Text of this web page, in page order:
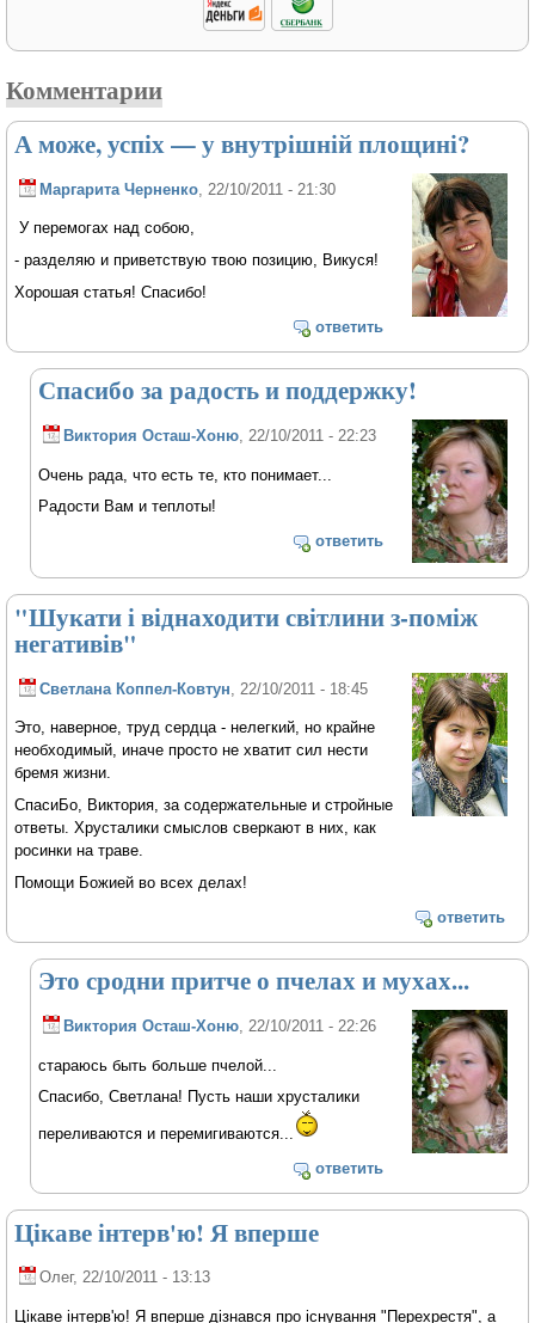
Комментарии
А може, успіх — у внутрішній площині?
Маргарита Черненко , 22/10/2011 - 21:30
У перемогах над собою,
- разделяю и приветствую твою позицию, Викуся!
Хорошая статья! Спасибо!
ответить
Спасибо за радость и поддержку!
Виктория Осташ-Хоню , 22/10/2011 - 22:23
Очень рада, что есть те, кто понимает...
Радости Вам и теплоты!
ответить
"Шукати і віднаходити світлини з-поміж
негативів"
Светлана Коппел-Ковтун , 22/10/2011 - 18:45
Это, наверное, труд сердца - нелегкий, но крайне
необходимый, иначе просто не хватит сил нести
бремя жизни.
СпасиБо, Виктория, за содержательные и стройные
ответы. Хрусталики смыслов сверкают в них, как
росинки на траве.
Помощи Божией во всех делах!
ответить
Это сродни притче о пчелах и мухах...
Виктория Осташ-Хоню , 22/10/2011 - 22:26
стараюсь быть больше пчелой...
Спасибо, Светлана! Пусть наши хрусталики
переливаются и перемигиваются...
ответить
Цікаве інтерв'ю! Я вперше
Олег, 22/10/2011 - 13:13
Цікаве інтерв'ю! Я вперше дізнався про існування "Перехрестя", а